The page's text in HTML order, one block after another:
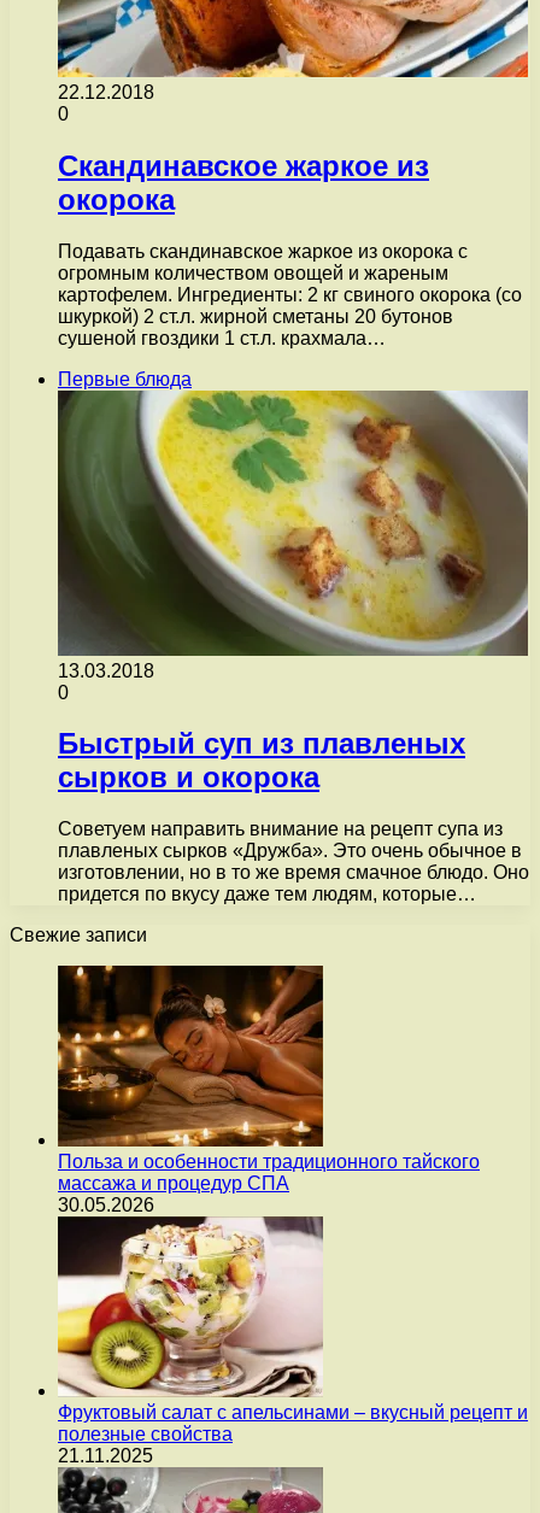
22.12.2018
0
Скандинавское жаркое из
окорока
Подавать скандинавское жаркое из окорока с
огромным количеством овощей и жареным
картофелем. Ингредиенты: 2 кг свиного окорока (со
шкуркой) 2 ст.л. жирной сметаны 20 бутонов
сушеной гвоздики 1 ст.л. крахмала…
Первые блюда
13.03.2018
0
Быстрый суп из плавленых
сырков и окорока
Советуем направить внимание на рецепт супа из
плавленых сырков «Дружба». Это очень обычное в
изготовлении, но в то же время смачное блюдо. Оно
придется по вкусу даже тем людям, которые…
Свежие записи
Польза и особенности традиционного тайского
массажа и процедур СПА
30.05.2026
Фруктовый салат с апельсинами – вкусный рецепт и
полезные свойства
21.11.2025